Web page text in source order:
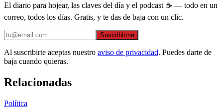
El diario para hojear, las claves del día y el podcast ☕ — todo en un
correo, todos los días. Gratis, y te das de baja con un clic.
Suscribirme
Al suscribirte aceptas nuestro aviso de privacidad. Puedes darte de
baja cuando quieras.
Relacionadas
Política